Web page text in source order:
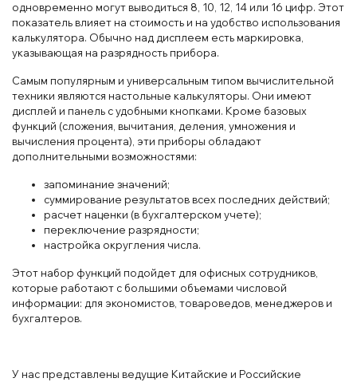
одновременно могут выводиться 8, 10, 12, 14 или 16 цифр. Этот
показатель влияет на стоимость и на удобство использования
калькулятора. Обычно над дисплеем есть маркировка,
указывающая на разрядность прибора.
Самым популярным и универсальным типом вычислительной
техники являются настольные калькуляторы. Они имеют
дисплей и панель с удобными кнопками. Кроме базовых
функций (сложения, вычитания, деления, умножения и
вычисления процента), эти приборы обладают
дополнительными возможностями:
запоминание значений;
суммирование результатов всех последних действий;
расчет наценки (в бухгалтерском учете);
переключение разрядности;
настройка округления числа.
Этот набор функций подойдет для офисных сотрудников,
которые работают с большими объемами числовой
информации: для экономистов, товароведов, менеджеров и
бухгалтеров.
У нас представлены ведущие Китайские и Российские